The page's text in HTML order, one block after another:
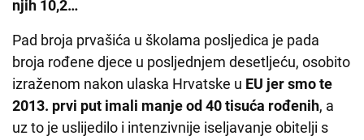
njih 10,2…
Pad broja prvašića u školama posljedica je pada
broja rođene djece u posljednjem desetljeću, osobito
izraženom nakon ulaska Hrvatske u EU jer smo te
2013. prvi put imali manje od 40 tisuća rođenih, a
uz to je uslijedilo i intenzivnije iseljavanje obitelji s